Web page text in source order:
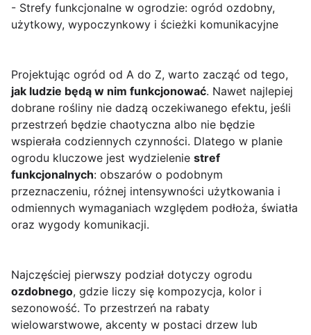
- Strefy funkcjonalne w ogrodzie: ogród ozdobny,
użytkowy, wypoczynkowy i ścieżki komunikacyjne
Projektując ogród od A do Z, warto zacząć od tego,
jak ludzie będą w nim funkcjonować. Nawet najlepiej
dobrane rośliny nie dadzą oczekiwanego efektu, jeśli
przestrzeń będzie chaotyczna albo nie będzie
wspierała codziennych czynności. Dlatego w planie
ogrodu kluczowe jest wydzielenie stref
funkcjonalnych: obszarów o podobnym
przeznaczeniu, różnej intensywności użytkowania i
odmiennych wymaganiach względem podłoża, światła
oraz wygody komunikacji.
Najczęściej pierwszy podział dotyczy ogrodu
ozdobnego, gdzie liczy się kompozycja, kolor i
sezonowość. To przestrzeń na rabaty
wielowarstwowe, akcenty w postaci drzew lub